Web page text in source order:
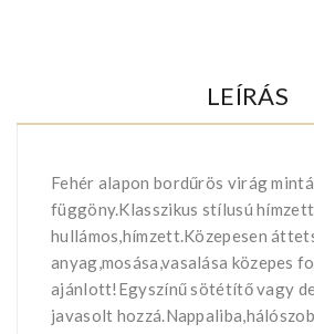
LEÍRÁS
Fehér alapon bordűrös virág
függöny.Klasszikus stílusú
hullámos,hímzett.Közepesen
anyag,mosása,vasalása közepes
ajánlott!Egyszínű sötétítő vagy
javasolt